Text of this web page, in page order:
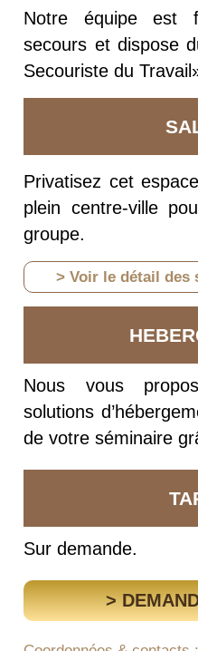
Notre équipe est
secours et dispose
Secouriste du
Privatisez cet
plein centre-ville
groupe.
> Voir le détail des
Nous vous
solutions
de votre séminaire
Sur demande.
>